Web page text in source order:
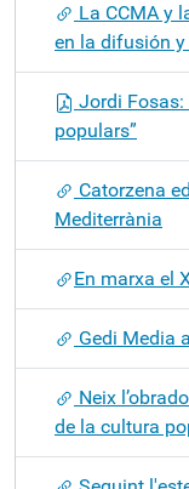
La CCMA y
en la difusión
Jordi Fosas:
populars”
Catorzena
Mediterrània
​En marxa el
Gedi Media
Neix
de la cultura